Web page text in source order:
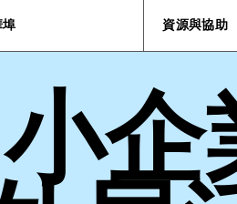
資源與協助
小